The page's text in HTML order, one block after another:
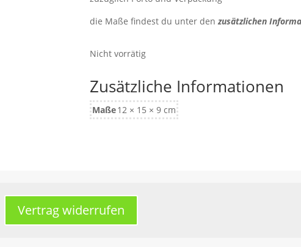
die Maße findest du unter denzusätzlichen
Nicht vorrätig
Zusätzliche Informationen
Maße12 × 15 × 9 cm
Vertrag widerrufen